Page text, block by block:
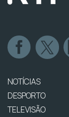
NOTÍCIAS
DESPORTO
TELEVISÃO